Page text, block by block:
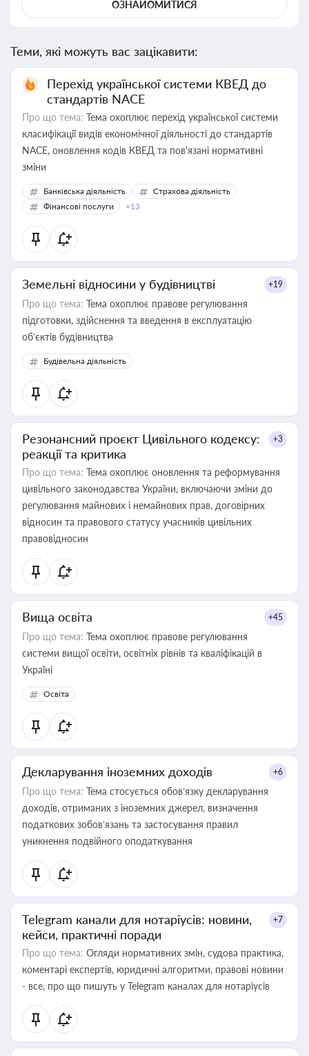
ОЗНАЙОМИТИСЯ
Теми, які можуть вас зацікавити:
Перехід української системи КВЕД до
стандартів NACE
Про що тема: Тема охоплює перехід української системи
класифікації видів економічної діяльності до стандартів
NACE, оновлення кодів КВЕД та пов'язані нормативні
зміни
Банківська діяльність
Страхова діяльність
Фінансові послуги
+13
Земельні відносини у будівництві +19
Про що тема: Тема охоплює правове регулювання
підготовки, здійснення та введення в експлуатацію
об’єктів будівництва
Будівельна діяльність
Резонансний проєкт Цивільного кодексу:
реакції та критика
+3
Про що тема: Тема охоплює оновлення та реформування
цивільного законодавства України, включаючи зміни до
регулювання майнових і немайнових прав, договірних
відносин та правового статусу учасників цивільних
правовідносин
Вища освіта +45
Про що тема: Тема охоплює правове регулювання
системи вищої освіти, освітніх рівнів та кваліфікацій в
Україні
Освіта
Декларування іноземних доходів +6
Про що тема: Тема стосується обов’язку декларування
доходів, отриманих з іноземних джерел, визначення
податкових зобов’язань та застосування правил
уникнення подвійного оподаткування
Telegram канали для нотаріусів: новини,
кейси, практичні поради
+7
Про що тема: Огляди нормативних змін, судова практика,
коментарі експертів, юридичні алгоритми, правові новини
- все, про що пишуть у Telegram каналах для нотаріусів